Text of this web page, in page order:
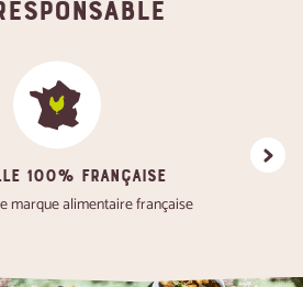
100% FRANÇAISE
marque alimentaire française